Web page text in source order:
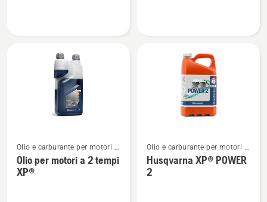
maggiori
dettagli
su
Olio e carburante per motori a
2 tempi
Olio per motori a 2 tempi
XP®
maggiori
dettagli
su
Olio e carburante per motori a
2 tempi
Husqvarna XP® POWER
2